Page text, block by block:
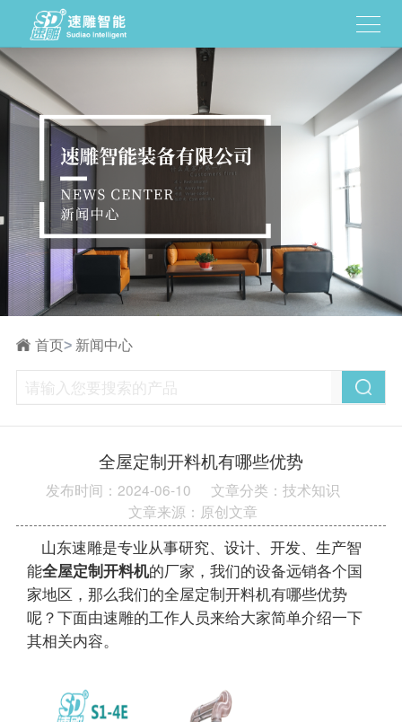
首页> 新闻中心
全屋定制开料机有哪些优势
发布时间：2024-06-10
文章分类：技术知识
文章来源：原创文章
山东速雕是专业从事研究、设计、开发、生产智
能全屋定制开料机的厂家，我们的设备远销各个国
家地区，那么我们的全屋定制开料机有哪些优势
呢？下面由速雕的工作人员来给大家简单介绍一下
其相关内容。